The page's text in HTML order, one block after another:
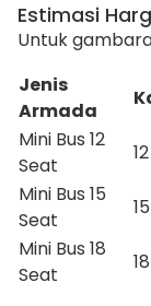
Estimasi
Untuk
Jenis
Armada
Mini Bus 12
Seat
Mini Bus 15
Seat
Mini Bus 18
Seat